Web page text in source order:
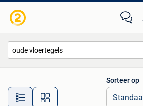
Alle afstanden…
Sorteer op